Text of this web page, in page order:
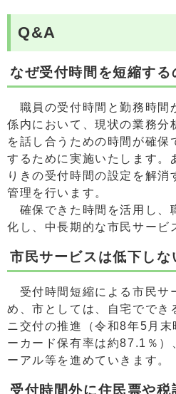
Q&A
なぜ受付時間を短縮する
職員の受付時間と勤務時間
係内において、現状の業務分
を話し合うための時間が確保
するために実施いたします。
りきの受付時間の設定を解消
管理を行います。
確保できた時間を活用し、
化し、中長期的な市民サービ
市民サービスは低下しな
受付時間短縮による市民サ
め、市としては、自宅ででき
ニ交付の推進（令和8年5月
ーカード保有率は約87.1％）
ーアル等を進めていきます。
受付時間外に住民票や